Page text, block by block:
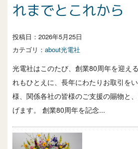
れまでとこれから
投稿日： 2026年5月25日
カテゴリ： about光電社
光電社はこのたび、創業80周年を迎え
れもひとえに、長年にわたりお取引を
様、関係各社の皆様のご支援の賜物と
げます。 創業80周年を記念...